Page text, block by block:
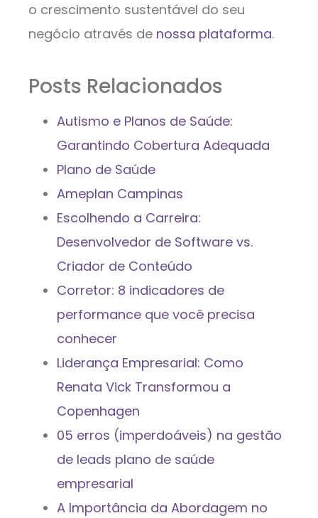
o crescimento sustentável do seu
negócio através de nossa plataforma.
Posts Relacionados
Autismo e Planos de Saúde:
Garantindo Cobertura Adequada
Plano de Saúde
Ameplan Campinas
Escolhendo a Carreira:
Desenvolvedor de Software vs.
Criador de Conteúdo
Corretor: 8 indicadores de
performance que você precisa
conhecer
Liderança Empresarial: Como
Renata Vick Transformou a
Copenhagen
05 erros (imperdoáveis) na gestão
de leads plano de saúde
empresarial
A Importância da Abordagem no